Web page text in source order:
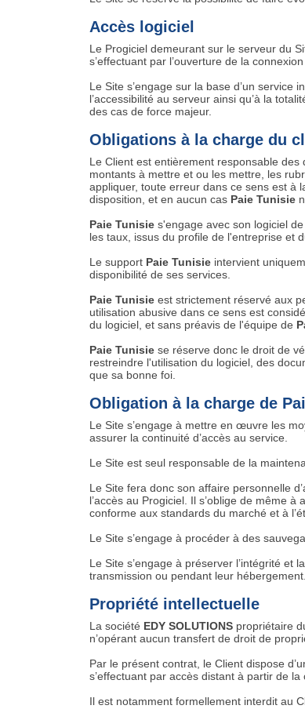
Accès logiciel
Le Progiciel demeurant sur le serveur du
s’effectuant par l’ouverture de la
Le Site s’engage sur la base d’un service
l’accessibilité au serveur ainsi qu’à la
des cas de force majeur.
Obligations à la charge du
Le Client est entièrement responsable
montants à mettre et ou les mettre, les
appliquer, toute erreur dans ce sens est à
disposition, et en aucun cas Paie Tunisie
Paie Tunisie s'engage avec son logiciel
les taux, issus du profile de l'entreprise et
Le support Paie Tunisie intervient
disponibilité de ses services.
Paie Tunisie est strictement réservé aux
utilisation abusive dans ce sens est
du logiciel, et sans préavis de l'équipe de
Paie Tunisie se réserve donc le droit de
restreindre l'utilisation du logiciel, des
que sa bonne foi.
Obligation à la charge de
Le Site s’engage à mettre en œuvre les
assurer la continuité d’accès au service.
Le Site est seul responsable de la
Le Site fera donc son affaire personnelle
l’accès au Progiciel. Il s’oblige de même
conforme aux standards du marché et à
Le Site s’engage à procéder à des
Le Site s’engage à préserver l’intégrité
transmission ou pendant leur hébergement.
Propriété intellectuelle
La société EDY SOLUTIONS propriétaire
n’opérant aucun transfert de droit de
Par le présent contrat, le Client dispose
s’effectuant par accès distant à partir de
Il est notamment formellement interdit au